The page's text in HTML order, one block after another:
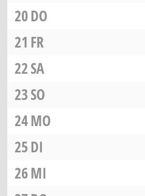
20DO
21 FR
22SA
23SO
24MO
25DI
26MI